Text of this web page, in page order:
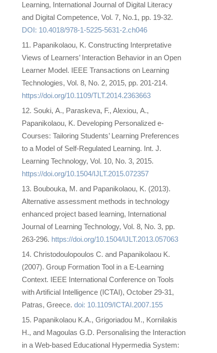
Learning, International Journal of Digital Literacy
and Digital Competence, Vol. 7, No.1, pp. 19-32.
DOI: 10.4018/978-1-5225-5631-2.ch046
Papanikolaou, K. Constructing Interpretative
Views of Learners’ Interaction Behavior in an Open
Learner Model. IEEE Transactions on Learning
Technologies, Vol. 8, No. 2, 2015, pp. 201-214.
https://doi.org/10.1109/TLT.2014.2363663
Souki, Α., Paraskeva, F., Alexiou, Α.,
Papanikolaou, K. Developing Personalized e-
Courses: Tailoring Students’ Learning Preferences
to a Model of Self-Regulated Learning. Int. J.
Learning Technology, Vol. 10, No. 3, 2015.
https://doi.org/10.1504/IJLT.2015.072357
Boubouka, M. and Papanikolaou, K. (2013).
Alternative assessment methods in technology
enhanced project based learning, International
Journal of Learning Technology, Vol. 8, No. 3, pp.
263-296. https://doi.org/10.1504/IJLT.2013.057063
Christodoulopoulos C. and Papanikolaou Κ.
(2007). Group Formation Tool in a E-Learning
Context. IEEE International Conference on Tools
with Artificial Intelligence (ICTAI), October 29-31,
Patras, Greece. doi: 10.1109/ICTAI.2007.155
Papanikolaou K.A., Grigoriadou M., Kornilakis
H., and Magoulas G.D. Personalising the Interaction
in a Web-based Educational Hypermedia System: